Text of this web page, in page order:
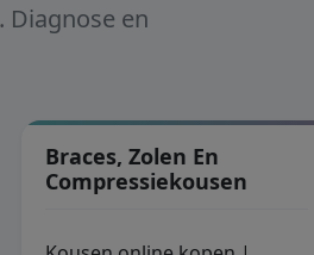
en
Braces, Zolen En
Compressiekousen